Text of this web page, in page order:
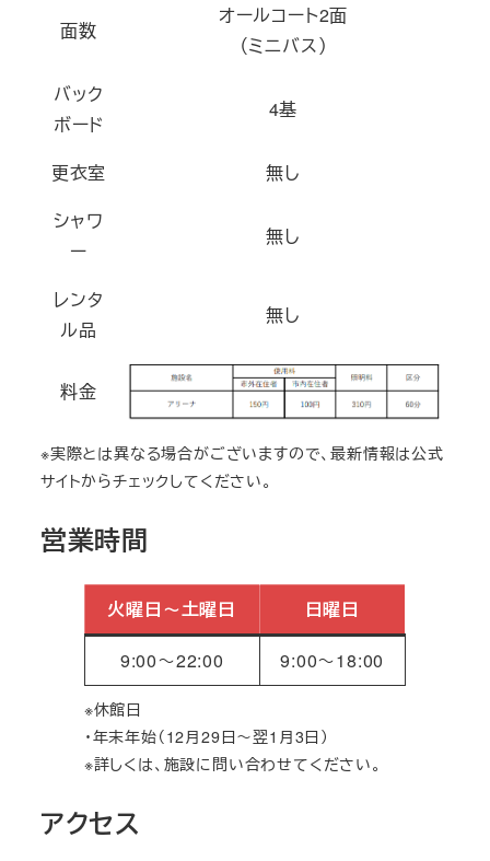
面数
オールコート2面
（ミニバス）
バック
ボード
4基
更衣室
無し
シャワ
ー
無し
レンタ
ル品
無し
料金
※実際とは異なる場合がございますので、最新情報は公式
サイトからチェックしてください。
営業時間
火曜日～土曜日 日曜日
9:00～22:00 9:00～18:00
※休館日
・年末年始（12月29日～翌1月3日）
※詳しくは、施設に問い合わせてください。
アクセス